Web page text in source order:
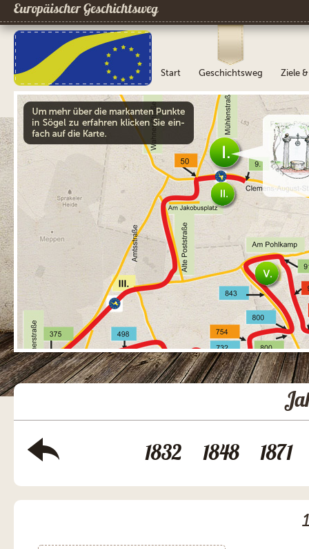
Europäischer Geschichtsweg
Start Geschichtsweg Ziele
1832 1848 1871